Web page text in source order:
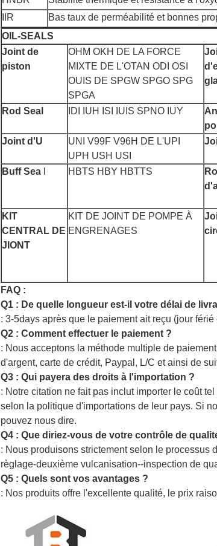
IIR
Bas taux de perméabilité et bonnes
OIL-SEALS
Joint de
piston
OHM OKH DE LA FORCE
MIXTE DE L'OTAN ODI OSI
OUIS DE SPGW SPGO SPG
SPGA
Rod Seal IDI IUH ISI IUIS SPNO IUY
Joint d'U
UNI V99F V96H DE L'UPI
UPH USH USI
Buff Sea HBTS HBY HBTTS
KIT
CENTRAL DE
JIONT
KIT DE JOINT DE POMPE À
ENGRENAGES
FAQ :
Q1 : De quelle longueur est-il votre délai de
: 3-5days après que le paiement ait reçu (jour férié
Q2 : Comment effectuer le paiement ?
: Nous acceptons la méthode multiple de
d'argent, carte de crédit, Paypal, L/C et ainsi de
Q3 : Qui payera des droits à l'importation ?
: Notre citation ne fait pas inclut importer le coût
selon la politique d'importations de leur pays. Si
pouvez nous dire.
Q4 : Que diriez-vous de votre contrôle de
: Nous produisons strictement selon le
règlage-deuxième vulcanisation--inspection de
Q5 : Quels sont vos avantages ?
: Nos produits offre l'excellente qualité, le prix